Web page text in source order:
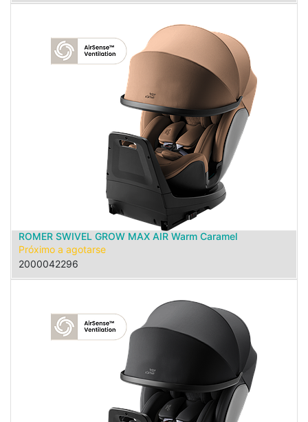
ROMER SWIVEL GROW MAX AIR Warm Caramel
Próximo a agotarse
2000042296